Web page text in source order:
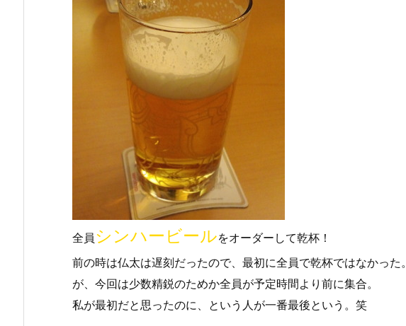
全員 シンハービールをオーダーして乾杯！
前の時は仏太は遅刻だったので、最初に全員で乾杯ではなかった。
が、今回は少数精鋭のためか全員が予定時間より前に集合。
私が最初だと思ったのに、という人が一番最後という。笑